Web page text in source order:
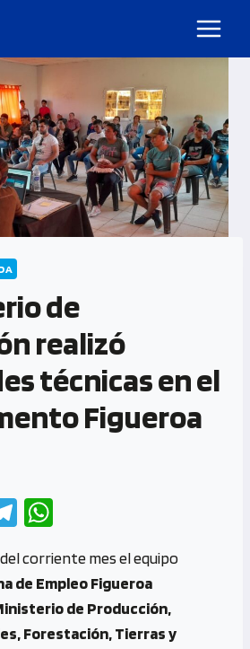
de
realizó
técnicas en el
Figueroa
Te
gr
a
m
at
s
A
corriente mes el equipo
de Empleo Figueroa
de Producción,
Forestación, Tierras y